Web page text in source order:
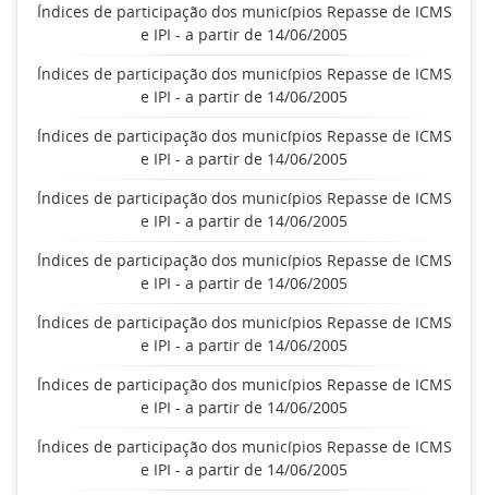
Índices de participação dos municípios Repasse de ICMS
e IPI - a partir de 14/06/2005
Índices de participação dos municípios Repasse de ICMS
e IPI - a partir de 14/06/2005
Índices de participação dos municípios Repasse de ICMS
e IPI - a partir de 14/06/2005
Índices de participação dos municípios Repasse de ICMS
e IPI - a partir de 14/06/2005
Índices de participação dos municípios Repasse de ICMS
e IPI - a partir de 14/06/2005
Índices de participação dos municípios Repasse de ICMS
e IPI - a partir de 14/06/2005
Índices de participação dos municípios Repasse de ICMS
e IPI - a partir de 14/06/2005
Índices de participação dos municípios Repasse de ICMS
e IPI - a partir de 14/06/2005